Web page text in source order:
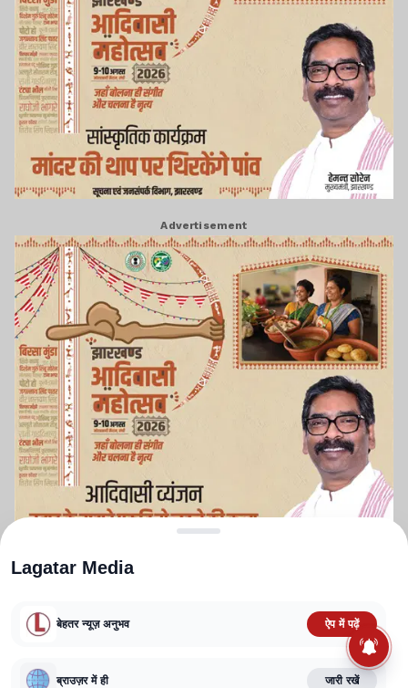
Advertisement
TERMS AND CONDITIONS
CORRECTIONS POLICY
FACT CHECKING POLICY
Lagatar Media
बेहतर न्यूज़ अनुभव ऐप में पढ़ें
ब्राउज़र में ही जारी रखें